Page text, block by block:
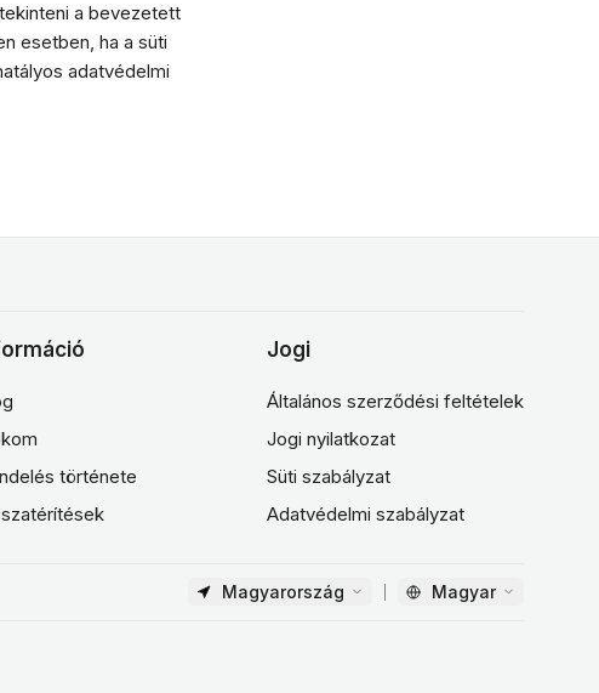
a bevezetett
esetben, ha a süti
adatvédelmi
története
Jogi
Általános szerződési feltételek
Jogi nyilatkozat
Süti szabályzat
Adatvédelmi szabályzat
Magyarország Magyar